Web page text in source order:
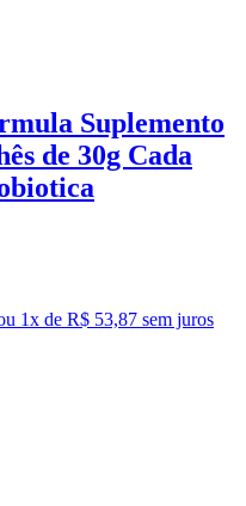
Suplemento
de 30g Cada
1x de R$ 53,87 sem juros